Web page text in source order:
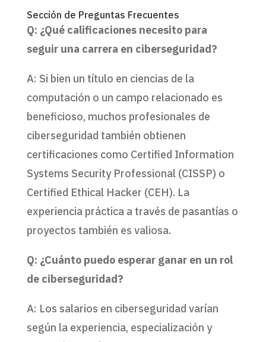
Sección de Preguntas Frecuentes
Q: ¿Qué calificaciones necesito para
seguir una carrera en ciberseguridad?
A: Si bien un título en ciencias de la
computación o un campo relacionado es
beneficioso, muchos profesionales de
ciberseguridad también obtienen
certificaciones como Certified Information
Systems Security Professional (CISSP) o
Certified Ethical Hacker (CEH). La
experiencia práctica a través de pasantías o
proyectos también es valiosa.
Q: ¿Cuánto puedo esperar ganar en un rol
de ciberseguridad?
A: Los salarios en ciberseguridad varían
según la experiencia, especialización y